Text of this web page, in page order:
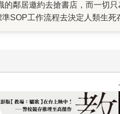
鄰居邀約去搶書店，而一切
SOP工作流程去決定人類生
想像空間中而無法抽身。 也
》《
》一書中）是最新
土反，希望能透過這部電影
3月在日本《書友》雜誌上